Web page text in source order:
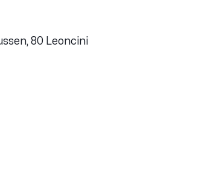
80 Leoncini